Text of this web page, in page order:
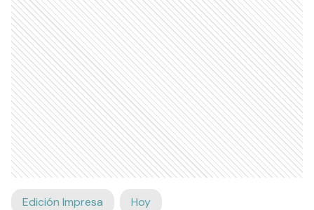
Edición Impresa Hoy